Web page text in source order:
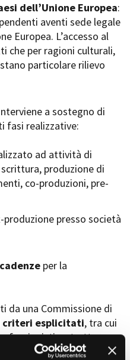
Festa del Cinema di Roma
Torino Film Festival
David di Donatello
Nastri d’Argento
Premio Solinas
Location - Accedi al tuo
profilo
Newsletter
Lavora con noi
Stage - Tirocini - Scuola e
Lavoro
per affidamento lavori in
economia
dell’Unione Europea:
aventi sede legale
Europea. L’accesso al
che per ragioni culturali,
particolare rilievo
a sostegno di
fasi realizzative:
ad attività di
produzione di
co-produzioni, pre-
produzione presso società
per la
da una Commissione di
criteri esplicitati, tra cui
e strutture
e l’effettiva